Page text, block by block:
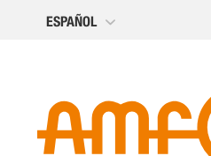
ESPAÑOL